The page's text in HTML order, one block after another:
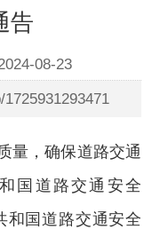
告
08-23
量，确保道路交通
国道路交通安全
和国道路交通安全